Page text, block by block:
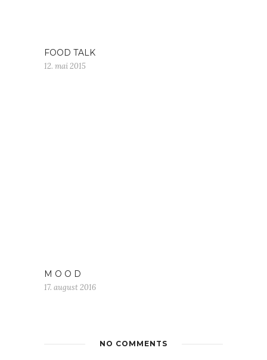
FOOD TALK
12. mai 2015
M O O D
17. august 2016
NO COMMENTS